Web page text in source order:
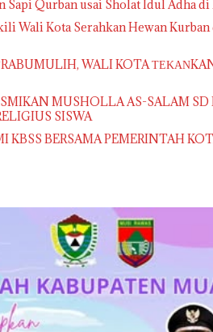
Sapi Qurban usai Sholat Idul Adha
Wali Kota Serahkan Hewan Kurban
WALI KOTA
MUSHOLLA AS-SALAM SD
SISWA
BERSAMA PEMERINTAH